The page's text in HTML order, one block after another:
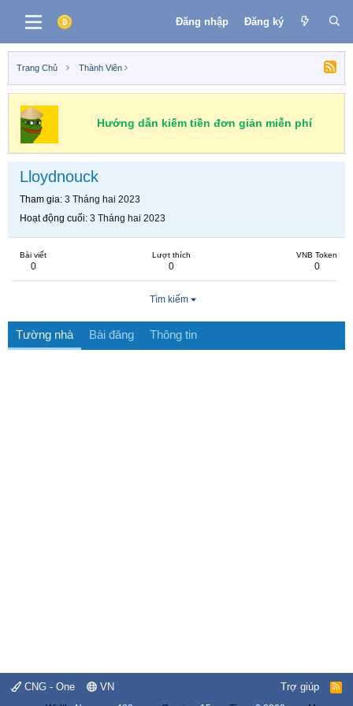
Đăng nhập Đăng ký
Trang Chủ Thành Viên
Hướng dẫn kiếm tiền đơn giản miễn phí
Lloydnouck
Tham gia 3 Tháng hai 2023
Hoạt động cuối 3 Tháng hai 2023
Bài viết
0
Lượt thích
0
VNB Token
0
Tìm kiếm
Tường nhà Bài đăng Thông tin
CNG - One VN Trợ giúp
R